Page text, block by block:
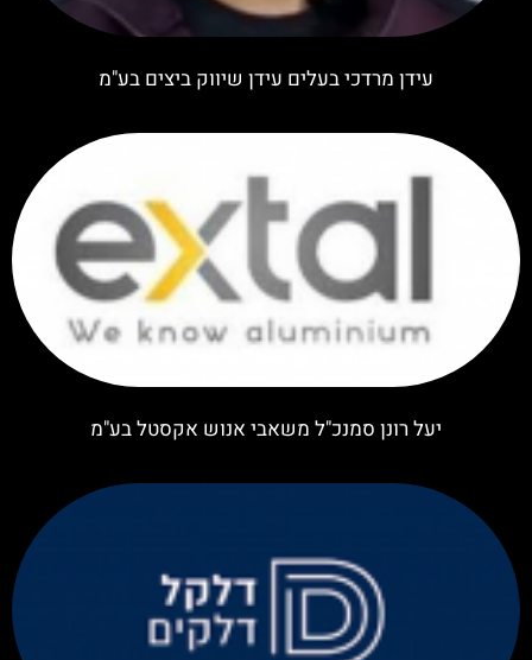
עידן מרדכי בעלים עידן שיווק ביצים בע"מ
יעל רונן סמנכ"ל משאבי אנוש אקסטל בע"מ